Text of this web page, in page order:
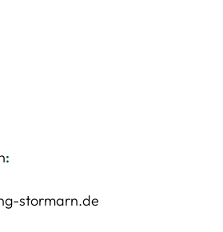
:
stormarn.de